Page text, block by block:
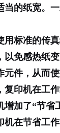
的纸宽。
标准的传
免感热纸
件，从而
印机在工
增加了“节省
机在节省工